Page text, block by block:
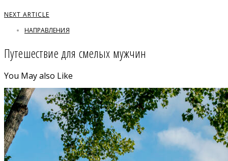
NEXT ARTICLE
НАПРАВЛЕНИЯ
Путешествие для смелых мужчин
You May also Like